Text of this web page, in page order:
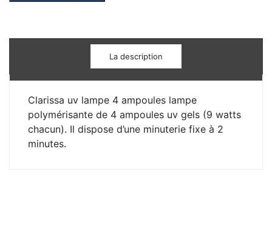
La description
Clarissa uv lampe 4 ampoules lampe
polymérisante de 4 ampoules uv gels (9 watts
chacun). Il dispose d’une minuterie fixe à 2
minutes.